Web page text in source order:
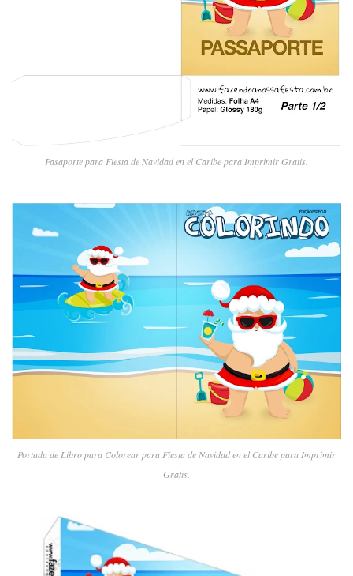
Pasaporte para Fiesta de Navidad en el Caribe para Imprimir Gratis.
Portada de Libro para Colorear para Fiesta de Navidad en el Caribe para Imprimir
Gratis.